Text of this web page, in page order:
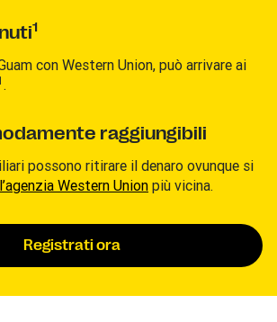
1
con Western Union, può arrivare ai
.
raggiungibili
possono ritirare il denaro ovunque si
l’agenzia Western Union più vicina.
Registrati ora